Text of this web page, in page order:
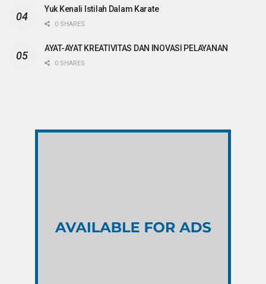
Yuk Kenali Istilah Dalam Karate
0 SHARES
AYAT-AYAT KREATIVITAS DAN INOVASI PELAYANAN
0 SHARES